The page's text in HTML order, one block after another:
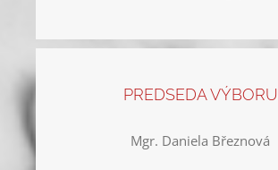
PREDSEDA VÝBORU
Mgr. Daniela Březnová